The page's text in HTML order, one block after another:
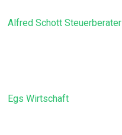
Alfred Schott Steuerberater
Egs Wirtschaft